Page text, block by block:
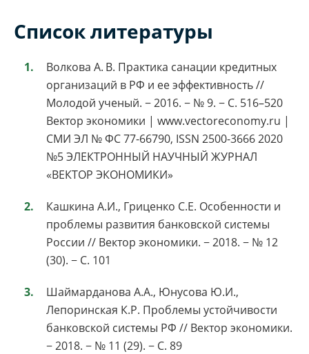
Список литературы
Волкова А. В. Практика санации кредитных
организаций в РФ и ее эффективность //
Молодой ученый. − 2016. − № 9. − С. 516–520
Вектор экономики | www.vectoreconomy.ru |
СМИ ЭЛ № ФС 77-66790, ISSN 2500-3666 2020
№5 ЭЛЕКТРОННЫЙ НАУЧНЫЙ ЖУРНАЛ
«ВЕКТОР ЭКОНОМИКИ»
Кашкина А.И., Гриценко С.Е. Особенности и
проблемы развития банковской системы
России // Вектор экономики. − 2018. − № 12
(30). − С. 101
Шаймарданова А.А., Юнусова Ю.И.,
Лепоринская К.Р. Проблемы устойчивости
банковской системы РФ // Вектор экономики.
− 2018. − № 11 (29). − С. 89